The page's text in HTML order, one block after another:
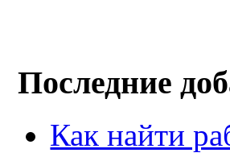
Последние
Как найти